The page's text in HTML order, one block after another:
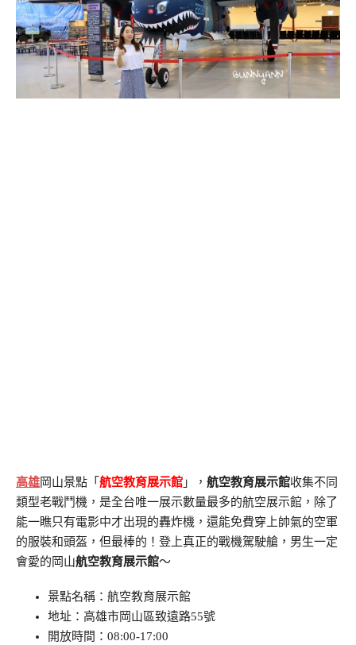
高雄岡山景點「 航空教育展示館 」， 航空教育展示館收集不同
類型老戰鬥機，是全台唯一展示數量最多的航空展示館，除了
能一瞧只有電影中才出現的轟炸機，還能免費穿上帥氣的空軍
的服裝和頭盔，但最棒的！登上真正的戰機駕駛艙，男生一定
會愛的岡山航空教育展示館～
景點名稱：航空教育展示館
地址：高雄市岡山區致遠路55號
開放時間：08:00-17:00